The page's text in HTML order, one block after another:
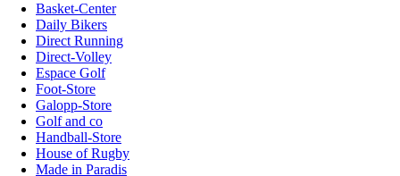
Basket-Center
Daily Bikers
Direct Running
Direct-Volley
Espace Golf
Foot-Store
Galopp-Store
Golf and co
Handball-Store
House of Rugby
Made in Paradis